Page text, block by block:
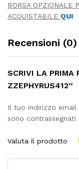
BORSA OPZIONALE
ACQUISTABILE QUI
Recensioni (0)
SCRIVI LA PRIMA
ZZEPHYRUS412”
Il tuo indirizzo
sono contrassegnati
Valuta il prodotto